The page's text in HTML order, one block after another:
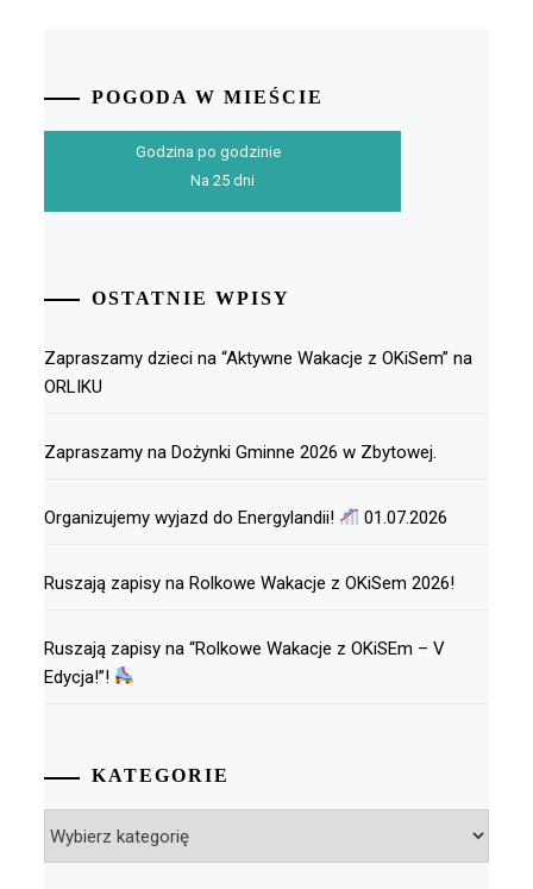
POGODA W MIEŚCIE
Godzina po godzinie
Na 25 dni
OSTATNIE WPISY
Zapraszamy dzieci na “Aktywne Wakacje z OKiSem” na
ORLIKU
Zapraszamy na Dożynki Gminne 2026 w Zbytowej.
Organizujemy wyjazd do Energylandii! 01.07.2026
Ruszają zapisy na Rolkowe Wakacje z OKiSem 2026!
Ruszają zapisy na “Rolkowe Wakacje z OKiSEm – V
Edycja!”!
KATEGORIE